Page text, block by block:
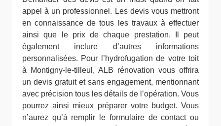
appel à un professionnel. Les devis vous mettront
en connaissance de tous les travaux à effectuer
ainsi que le prix de chaque prestation. Il peut
également inclure d’autres informations
personnalisées. Pour l’hydrofugation de votre toit
à Montigny-le-tilleul, ALB rénovation vous offrira
un devis gratuit et sans engagement, mentionnant
avec précision tous les détails de l’opération. Vous
pourrez ainsi mieux préparer votre budget. Vous
n’aurez qu’à remplir le formulaire de contact ou